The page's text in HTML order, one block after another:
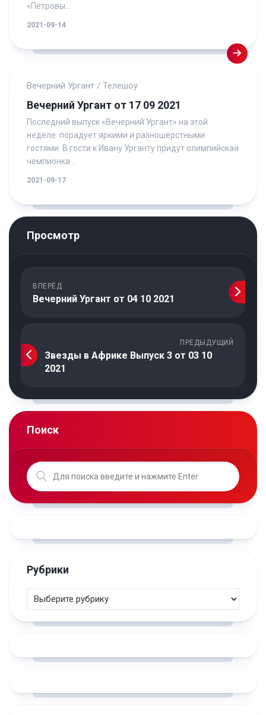
«Петровы...
2021-09-14
Вечерний Ургант / Телешоу
Вечерний Ургант от 17 09 2021
Последний выпуск «Вечерний Ургант» на этой
неделе порадует яркими и разношерстными
гостями. В гости к Ивану Урганту придут олимпийская
чемпионка...
2021-09-17
Просмотр
ВПЕРЁД
Вечерний Ургант от 04 10 2021
ПРЕДЫДУЩИЙ
Звезды в Африке Выпуск 3 от 03 10
2021
Поиск
Рубрики